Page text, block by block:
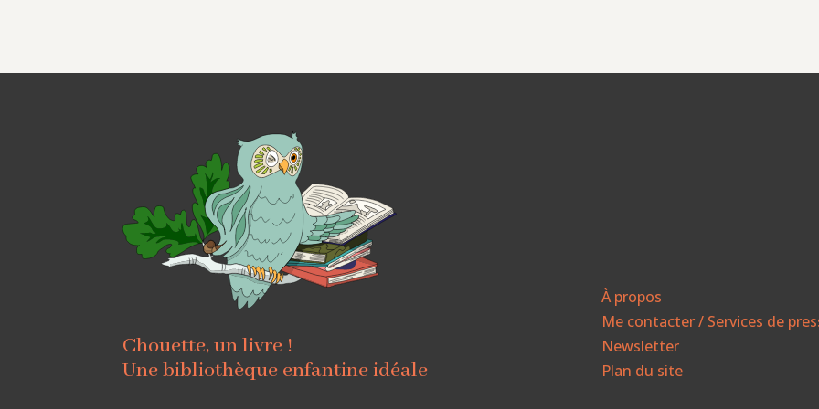
Chouette, un livre !
Une bibliothèque enfantine idéale
À propos
Me contacter / Services de
Newsletter
Plan du site